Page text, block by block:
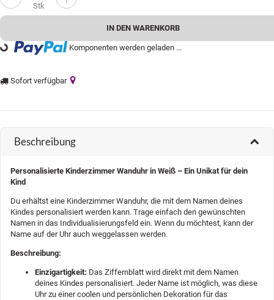
Stk
IN DEN WARENKORB
Komponenten werden geladen ...
Sofort verfügbar
Beschreibung
Personalisierte Kinderzimmer Wanduhr in Weiß – Ein Unikat für dein
Kind
Du erhältst eine Kinderzimmer Wanduhr, die mit dem Namen deines
Kindes personalisiert werden kann. Trage einfach den gewünschten
Namen in das Individualisierungsfeld ein. Wenn du möchtest, kann der
Name auf der Uhr auch weggelassen werden.
Beschreibung:
Einzigartigkeit: Das Ziffernblatt wird direkt mit dem Namen
deines Kindes personalisiert. Jeder Name ist möglich, was diese
Uhr zu einer coolen und persönlichen Dekoration für das